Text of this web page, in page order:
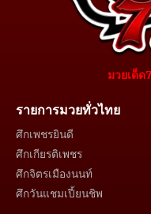
มวยเด็ด
รายการมวยทั่วไทย
ศึกเพชรยินดี
ศึกเกียรติเพชร
ศึกจิตรเมืองนนท์
ศึกวันแชมเปี้ยนชิพ